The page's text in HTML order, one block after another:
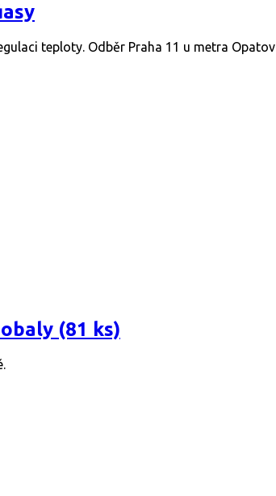
teploty. Odběr Praha 11 u metra Opatov
(81 ks)